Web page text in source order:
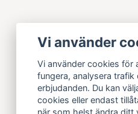
Vi använder
Vi använder cookies för
fungera, analysera trafik
erbjudanden. Du kan
cookies eller endast